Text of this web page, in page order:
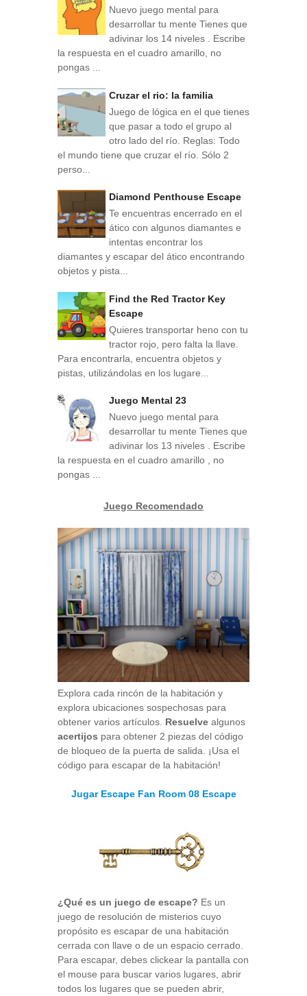
Nuevo juego mental para
desarrollar tu mente Tienes que
adivinar los 14 niveles . Escribe
la respuesta en el cuadro amarillo, no
pongas ...
Cruzar el rio: la familia
Juego de lógica en el que tienes
que pasar a todo el grupo al
otro lado del río. Reglas: Todo
el mundo tiene que cruzar el río. Sólo 2
perso...
Diamond Penthouse Escape
Te encuentras encerrado en el
ático con algunos diamantes e
intentas encontrar los
diamantes y escapar del ático encontrando
objetos y pista...
Find the Red Tractor Key
Escape
Quieres transportar heno con tu
tractor rojo, pero falta la llave.
Para encontrarla, encuentra objetos y
pistas, utilizándolas en los lugare...
Juego Mental 23
Nuevo juego mental para
desarrollar tu mente Tienes que
adivinar los 13 niveles . Escribe
la respuesta en el cuadro amarillo , no
pongas ...
Juego Recomendado
Explora cada rincón de la habitación y
explora ubicaciones sospechosas para
obtener varios artículos. Resuelve algunos
acertijos para obtener 2 piezas del código
de bloqueo de la puerta de salida. ¡Usa el
código para escapar de la habitación!
Jugar Escape Fan Room 08 Escape
¿Qué es un juego de escape? Es un
juego de resolución de misterios cuyo
propósito es escapar de una habitación
cerrada con llave o de un espacio cerrado.
Para escapar, debes clickear la pantalla con
el mouse para buscar varios lugares, abrir
todos los lugares que se pueden abrir,